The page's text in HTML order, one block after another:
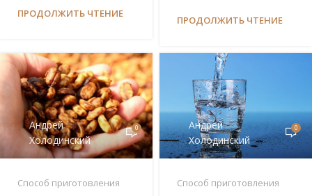
ПРОДОЛЖИТЬ ЧТЕНИЕ
ПРОДОЛЖИТЬ ЧТЕНИЕ
Андрей
Холодинский
0
Способ приготовления
Андрей
Холодинский
0
Способ приготовления